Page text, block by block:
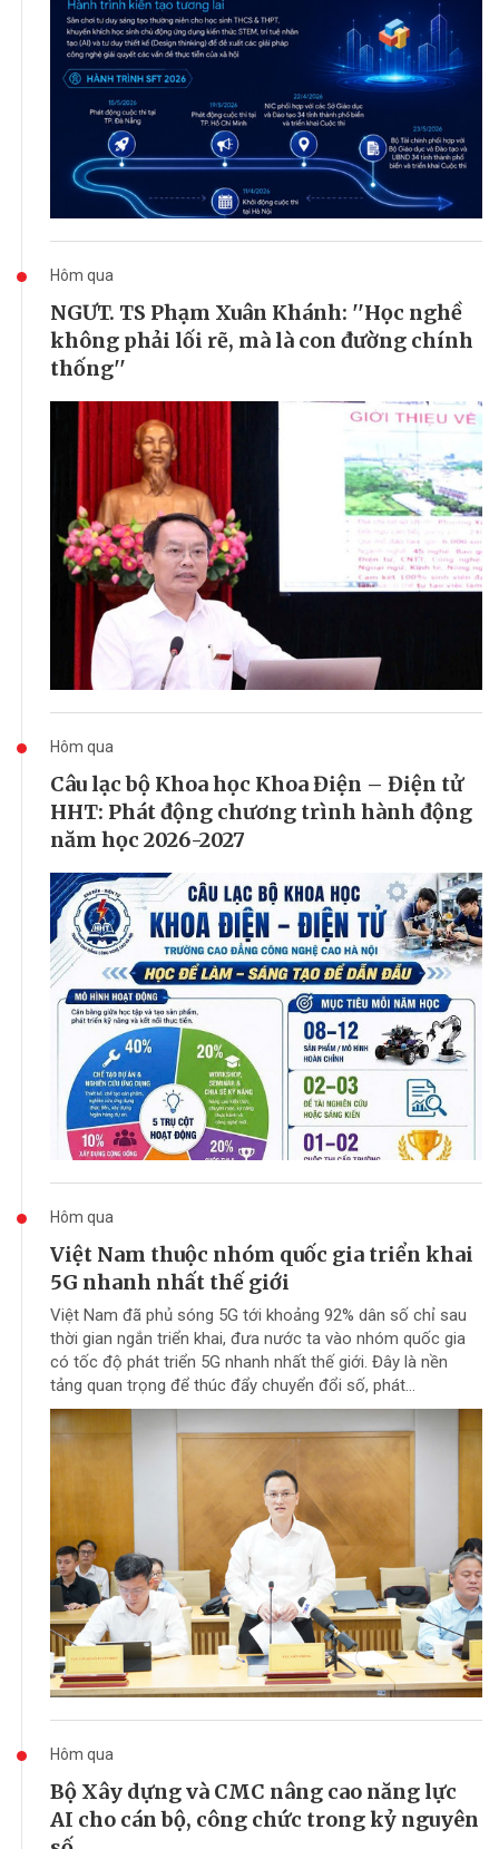
Hôm qua
NGƯT. TS Phạm Xuân Khánh: ''Học nghề
không phải lối rẽ, mà là con đường chính
thống''
Hôm qua
Câu lạc bộ Khoa học Khoa Điện – Điện tử
HHT: Phát động chương trình hành động
năm học 2026-2027
Hôm qua
Việt Nam thuộc nhóm quốc gia triển khai
5G nhanh nhất thế giới
Việt Nam đã phủ sóng 5G tới khoảng 92% dân số chỉ sau
thời gian ngắn triển khai, đưa nước ta vào nhóm quốc gia
có tốc độ phát triển 5G nhanh nhất thế giới. Đây là nền
tảng quan trọng để thúc đẩy chuyển đổi số, phát...
Hôm qua
Bộ Xây dựng và CMC nâng cao năng lực
AI cho cán bộ, công chức trong kỷ nguyên